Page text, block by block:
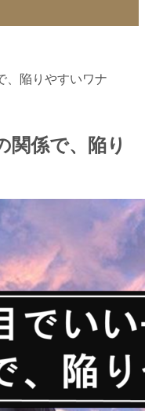
、陥りやすいワナ
関係で、陥り